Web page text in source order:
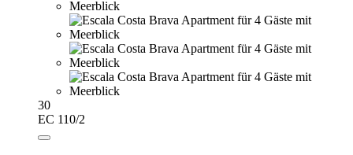
30
EC 110/2